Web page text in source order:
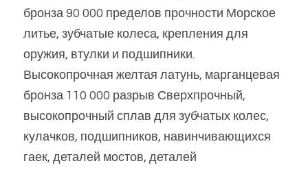
бронза 90 000 пределов прочности Морское
литье, зубчатые колеса, крепления для
оружия, втулки и подшипники.
Высокопрочная желтая латунь, марганцевая
бронза 110 000 разрыв Сверхпрочный,
высокопрочный сплав для зубчатых колес,
кулачков, подшипников, навинчивающихся
гаек, деталей мостов, деталей